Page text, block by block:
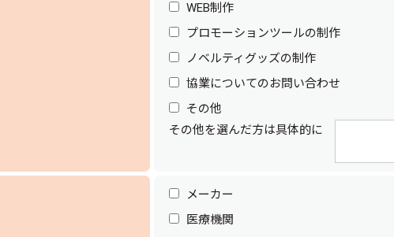
WEB制作
プロモーションツールの制作
ノベルティグッズの制作
協業についてのお問い合わせ
その他
その他を選んだ方は具体的に
メーカー
医療機関